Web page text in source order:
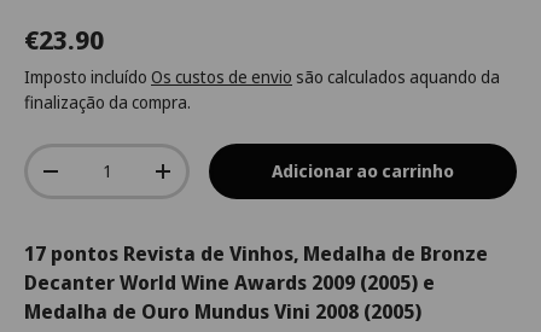
€23.90
Imposto incluído Os custos de envio são calculados aquando da
finalização da compra.
Qtd.
-
+ Adicionar ao carrinho
17 pontos Revista de Vinhos, Medalha de Bronze
Decanter World Wine Awards 2009 (2005) e
Medalha de Ouro Mundus Vini 2008 (2005)